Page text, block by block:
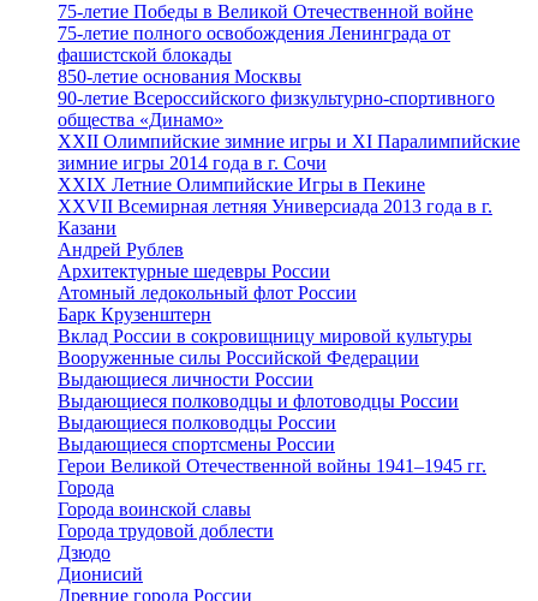
75-летие Победы в Великой Отечественной войне
75-летие полного освобождения Ленинграда от
фашистской блокады
850-летие основания Москвы
90-летие Всероссийского физкультурно-спортивного
общества «Динамо»
XXII Олимпийские зимние игры и XI Паралимпийские
зимние игры 2014 года в г. Сочи
XXIX Летние Олимпийские Игры в Пекине
XXVII Всемирная летняя Универсиада 2013 года в г.
Казани
Андрей Рублев
Архитектурные шедевры России
Атомный ледокольный флот России
Барк Крузенштерн
Вклад России в сокровищницу мировой культуры
Вооруженные силы Российской Федерации
Выдающиеся личности России
Выдающиеся полководцы и флотоводцы России
Выдающиеся полководцы России
Выдающиеся спортсмены России
Герои Великой Отечественной войны 1941–1945 гг.
Города
Города воинской славы
Города трудовой доблести
Дзюдо
Дионисий
Древние города России